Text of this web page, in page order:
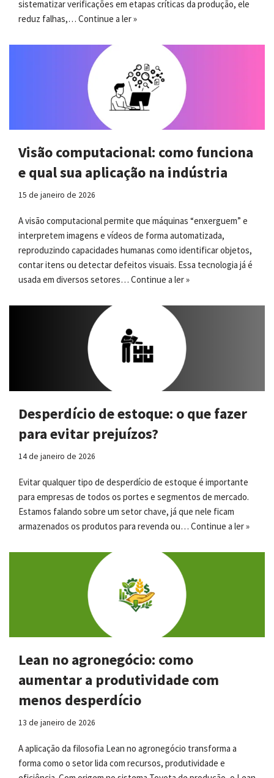
sistematizar verificações em etapas críticas da produção, ele
reduz falhas,… Continue a ler »
Visão computacional: como funciona
e qual sua aplicação na indústria
15 de janeiro de 2026
A visão computacional permite que máquinas “enxerguem” e
interpretem imagens e vídeos de forma automatizada,
reproduzindo capacidades humanas como identificar objetos,
contar itens ou detectar defeitos visuais. Essa tecnologia já é
usada em diversos setores… Continue a ler »
Desperdício de estoque: o que fazer
para evitar prejuízos?
14 de janeiro de 2026
Evitar qualquer tipo de desperdício de estoque é importante
para empresas de todos os portes e segmentos de mercado.
Estamos falando sobre um setor chave, já que nele ficam
armazenados os produtos para revenda ou… Continue a ler »
Lean no agronegócio: como
aumentar a produtividade com
menos desperdício
13 de janeiro de 2026
A aplicação da filosofia Lean no agronegócio transforma a
forma como o setor lida com recursos, produtividade e